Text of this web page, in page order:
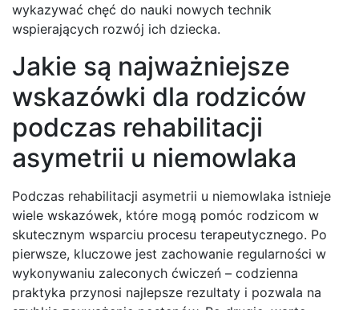
wykazywać chęć do nauki nowych technik
wspierających rozwój ich dziecka.
Jakie są najważniejsze
wskazówki dla rodziców
podczas rehabilitacji
asymetrii u niemowlaka
Podczas rehabilitacji asymetrii u niemowlaka istnieje
wiele wskazówek, które mogą pomóc rodzicom w
skutecznym wsparciu procesu terapeutycznego. Po
pierwsze, kluczowe jest zachowanie regularności w
wykonywaniu zaleconych ćwiczeń – codzienna
praktyka przynosi najlepsze rezultaty i pozwala na